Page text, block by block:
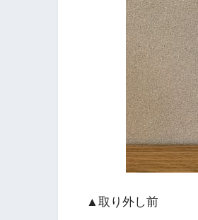
▲取り外し前